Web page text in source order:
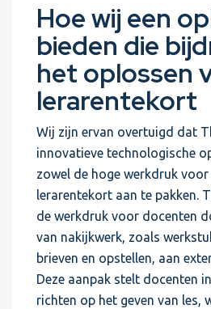
Hoe wij een
bieden die
het oplossen
lerarentekort
Wij zijn ervan overtuigd dat
innovatieve technologische
zowel de hoge werkdruk
lerarentekort aan te pakken.
de werkdruk voor docenten
van nakijkwerk, zoals
brieven en opstellen, aan
Deze aanpak stelt docenten
richten op het geven van les,